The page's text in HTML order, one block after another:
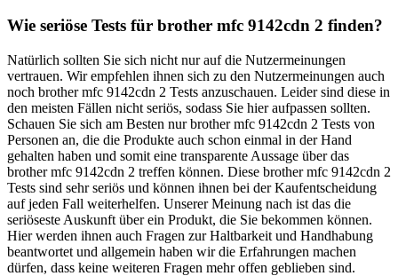
Wie seriöse Tests für brother mfc 9142cdn 2 finden?
Natürlich sollten Sie sich nicht nur auf die Nutzermeinungen
vertrauen. Wir empfehlen ihnen sich zu den Nutzermeinungen auch
noch brother mfc 9142cdn 2 Tests anzuschauen. Leider sind diese in
den meisten Fällen nicht seriös, sodass Sie hier aufpassen sollten.
Schauen Sie sich am Besten nur brother mfc 9142cdn 2 Tests von
Personen an, die die Produkte auch schon einmal in der Hand
gehalten haben und somit eine transparente Aussage über das
brother mfc 9142cdn 2 treffen können. Diese brother mfc 9142cdn 2
Tests sind sehr seriös und können ihnen bei der Kaufentscheidung
auf jeden Fall weiterhelfen. Unserer Meinung nach ist das die
seriöseste Auskunft über ein Produkt, die Sie bekommen können.
Hier werden ihnen auch Fragen zur Haltbarkeit und Handhabung
beantwortet und allgemein haben wir die Erfahrungen machen
dürfen, dass keine weiteren Fragen mehr offen geblieben sind.